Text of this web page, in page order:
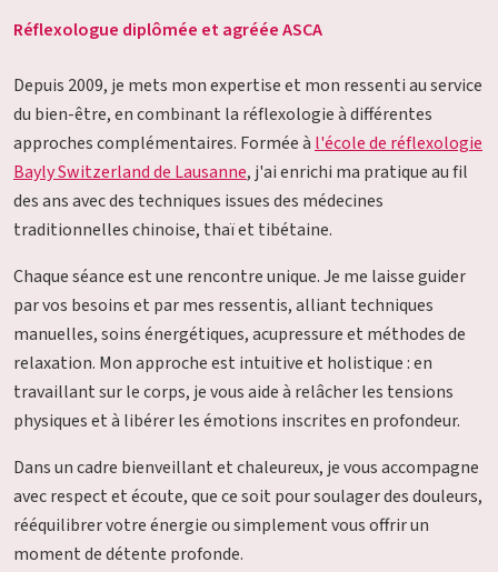
Réflexologue diplômée et agréée ASCA
Depuis 2009, je mets mon expertise et mon ressenti au service
du bien-être, en combinant la réflexologie à différentes
approches complémentaires. Formée à l'école de réflexologie
Bayly Switzerland de Lausanne, j'ai enrichi ma pratique au fil
des ans avec des techniques issues des médecines
traditionnelles chinoise, thaï et tibétaine.
Chaque séance est une rencontre unique. Je me laisse guider
par vos besoins et par mes ressentis, alliant techniques
manuelles, soins énergétiques, acupressure et méthodes de
relaxation. Mon approche est intuitive et holistique : en
travaillant sur le corps, je vous aide à relâcher les tensions
physiques et à libérer les émotions inscrites en profondeur.
Dans un cadre bienveillant et chaleureux, je vous accompagne
avec respect et écoute, que ce soit pour soulager des douleurs,
rééquilibrer votre énergie ou simplement vous offrir un
moment de détente profonde.